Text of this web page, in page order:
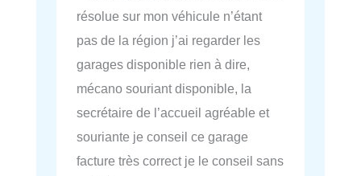
résolue sur mon véhicule n’étant
pas de la région j’ai regarder les
garages disponible rien à dire,
mécano souriant disponible, la
secrétaire de l’accueil agréable et
souriante je conseil ce garage
facture très correct je le conseil sans